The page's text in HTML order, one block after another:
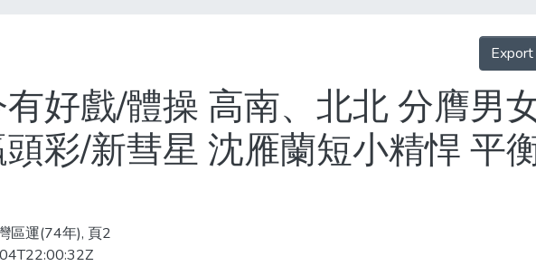
Export
好戲/體操 高南、北北 分膺男
彩/新彗星 沈雁蘭短小精悍 平
區運(74年), 頁2